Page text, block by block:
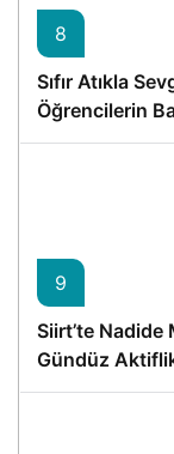
8
Sıfır Atıkla
Öğrencilerin
Proje
9
Siirt’te Nadide
Gündüz